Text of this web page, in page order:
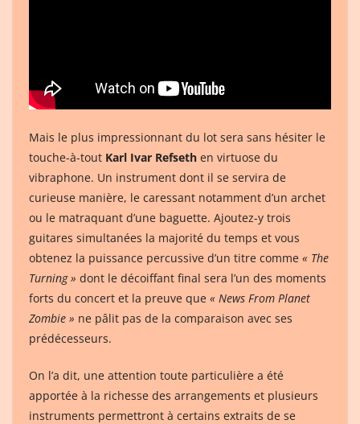
Mais le plus impressionnant du lot sera sans hésiter le
touche-à-tout Karl Ivar Refseth en virtuose du
vibraphone. Un instrument dont il se servira de
curieuse manière, le caressant notamment d’un archet
ou le matraquant d’une baguette. Ajoutez-y trois
guitares simultanées la majorité du temps et vous
obtenez la puissance percussive d’un titre comme « The
Turning » dont le décoiffant final sera l’un des moments
forts du concert et la preuve que « News From Planet
Zombie » ne pâlit pas de la comparaison avec ses
prédécesseurs.
On l’a dit, une attention toute particulière a été
apportée à la richesse des arrangements et plusieurs
instruments permettront à certains extraits de se